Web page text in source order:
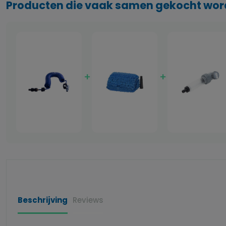
Producten die vaak samen gekocht
Beschrijving Reviews